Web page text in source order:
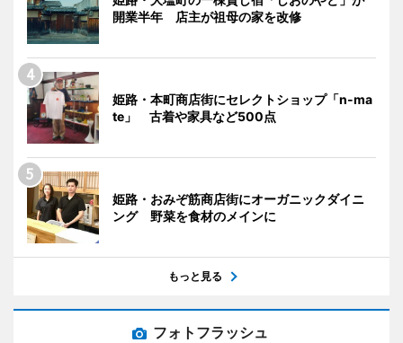
開業半年 店主が祖母の家を改修
姫路・本町商店街にセレクトショップ「n-ma
te」 古着や家具など500点
姫路・おみぞ筋商店街にオーガニックダイニ
ング 野菜を食材のメインに
もっと見る
フォトフラッシュ